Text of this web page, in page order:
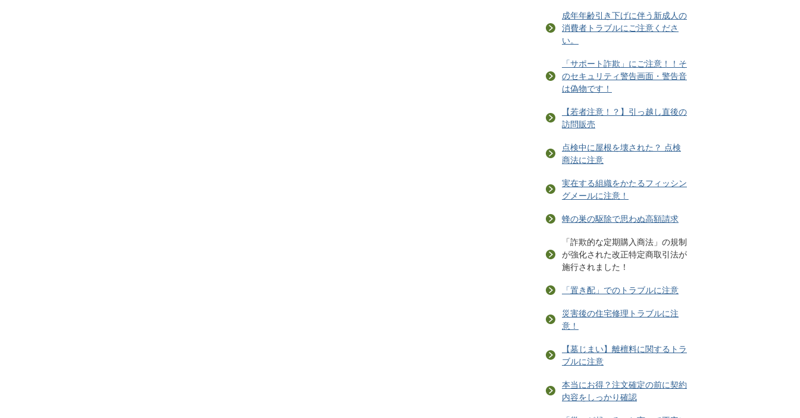
成年年齢引き下げに伴う新成人の
消費者トラブルにご注意くださ
い。
「サポート詐欺」にご注意！！そ
のセキュリティ警告画面・警告音
は偽物です！
【若者注意！？】引っ越し直後の
訪問販売
点検中に屋根を壊された？ 点検
商法に注意
実在する組織をかたるフィッシン
グメールに注意！
蜂の巣の駆除で思わぬ高額請求
「詐欺的な定期購入商法」の規制
が強化された改正特定商取引法が
施行されました！
「置き配」でのトラブルに注意
災害後の住宅修理トラブルに注
意！
【墓じまい】離檀料に関するトラ
ブルに注意
本当にお得？注文確定の前に契約
内容をしっかり確認